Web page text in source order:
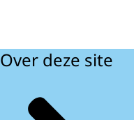
Over deze site